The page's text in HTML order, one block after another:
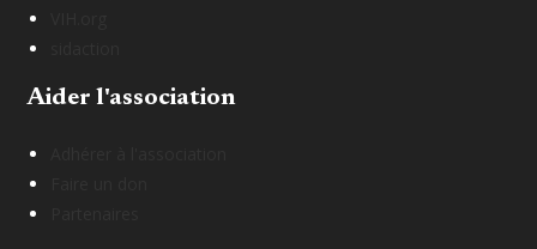
Aider l'association